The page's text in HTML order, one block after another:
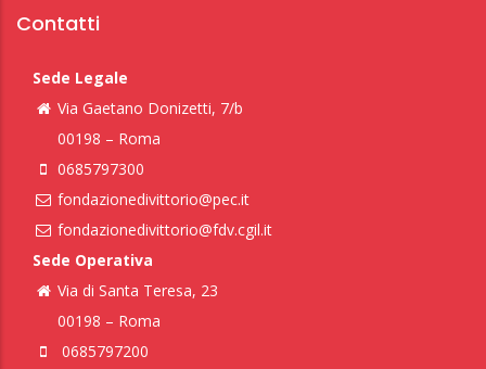
Contatti
Sede Legale
Via Gaetano Donizetti, 7/b
00198 – Roma
0685797300
fondazionedivittorio@pec.it
fondazionedivittorio@fdv.cgil.it
Sede Operativa
Via di Santa Teresa, 23
00198 – Roma
0685797200